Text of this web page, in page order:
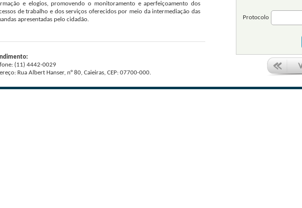
e elogios, promovendo o monitoramento e aperfeiçoamento dos
de trabalho e dos serviços oferecidos por meio da intermediação das
apresentadas pelo cidadão.
(11) 4442-0029
Rua Albert Hanser, n° 80, Caieiras, CEP: 07700-000.
Protocolo